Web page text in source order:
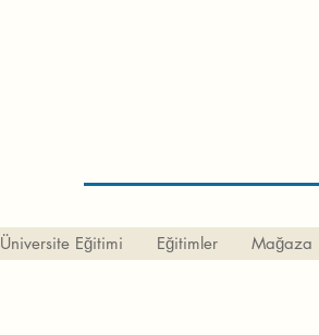
Üniversite Eğitimi Eğitimler Mağaza